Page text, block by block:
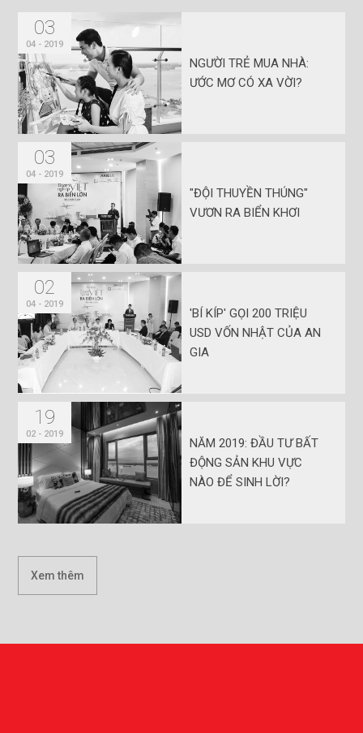
03
04 - 2019
NGƯỜI TRẺ MUA NHÀ:
ƯỚC MƠ CÓ XA VỜI?
03
04 - 2019
"ĐỘI THUYỀN THÚNG"
VƯƠN RA BIỂN KHƠI
02
04 - 2019
'BÍ KÍP' GỌI 200 TRIỆU
USD VỐN NHẬT CỦA AN
GIA
19
02 - 2019
NĂM 2019: ĐẦU TƯ BẤT
ĐỘNG SẢN KHU VỰC
NÀO ĐỂ SINH LỜI?
Xem thêm